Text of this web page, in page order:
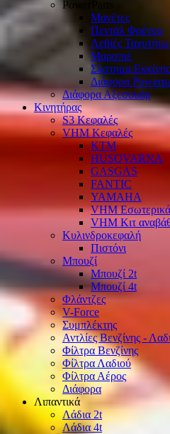
PowerParts
Μανέτες
Πεντάλ Φρένου
Λεβιές
Μαρσπιέ
Σύστημα
Διάφορα
Διάφορα Αξεσουάρ
Κινητήρας
S3 Κεφαλές
VHM Κεφαλές
KTM
HUSQVARNA
GASGAS
FANTIC
YAMAHA
VHM Εσωτερικά
VHM Κιτ
Κυλινδροκεφαλή
Πιστόνι
Μπουζί
Μπουζί 2t
Μπουζί 4t
Φλάντζες
V-Force
Συμπλέκτης
Αντλίες Βενζίνης -
Φίλτρα Βενζίνης
Φίλτρα Λαδιού
Φίλτρα Αέρος
Διάφορα
Λιπαντικά
Λάδια 2t
Λάδια 4t